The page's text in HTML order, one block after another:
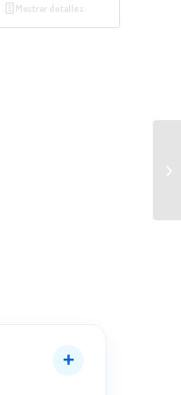
Mostrar detalles
+